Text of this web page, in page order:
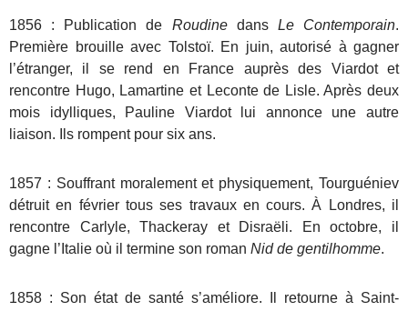
1856 : Publication de Roudinedans Le Contemporain.
Première brouille avec Tolstoï. En juin, autorisé à gagner
l’étranger, il se rend en France auprès des Viardot et
rencontre Hugo, Lamartine et Leconte de Lisle. Après deux
mois idylliques, Pauline Viardot lui annonce une autre
liaison. Ils rompent pour six ans.
1857 : Souffrant moralement et physiquement, Tourguéniev
détruit en février tous ses travaux en cours. À Londres, il
rencontre Carlyle, Thackeray et Disraëli. En octobre, il
gagne l’Italie où il termine son roman Nid de gentilhomme.
1858 : Son état de santé s’améliore. Il retourne à Saint-